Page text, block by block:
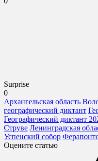
Surprise
0
Архангельская область
географический диктант
Географический диктант
Струве Ленинградская
Успенский собор
Оцените статью